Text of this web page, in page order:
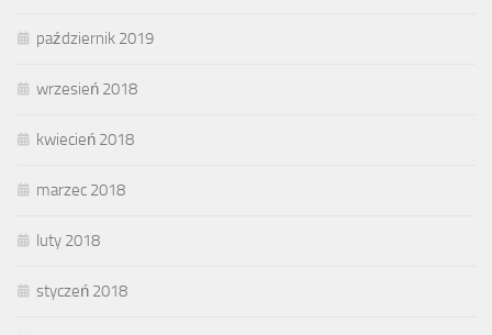
październik 2019
wrzesień 2018
kwiecień 2018
marzec 2018
luty 2018
styczeń 2018